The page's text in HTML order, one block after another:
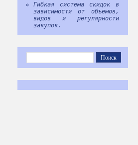
Гибкая система скидок в
зависимости от объемов,
видов и регулярности
закупок.